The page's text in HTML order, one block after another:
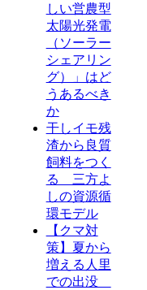
しい営農型
太陽光発電
（ソーラー
シェアリン
グ）」はど
うあるべき
か
干しイモ残
渣から良質
飼料をつく
る 三方よ
しの資源循
環モデル
【クマ対
策】夏から
増える人里
での出没